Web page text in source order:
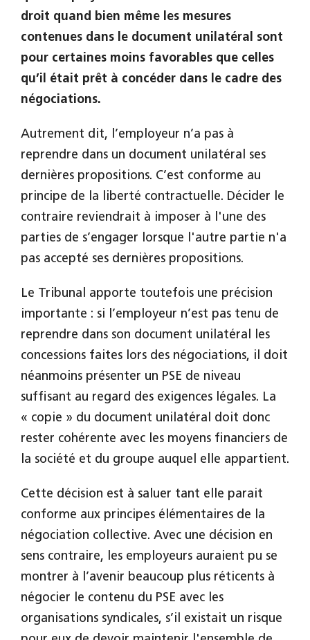
droit quand bien même les mesures
contenues dans le document unilatéral sont
pour certaines moins favorables que celles
qu’il était prêt à concéder dans le cadre des
négociations.
Autrement dit, l’employeur n’a pas à
reprendre dans un document unilatéral ses
dernières propositions. C’est conforme au
principe de la liberté contractuelle. Décider le
contraire reviendrait à imposer à l'une des
parties de s’engager lorsque l'autre partie n'a
pas accepté ses dernières propositions.
Le Tribunal apporte toutefois une précision
importante : si l’employeur n’est pas tenu de
reprendre dans son document unilatéral les
concessions faites lors des négociations, il doit
néanmoins présenter un PSE de niveau
suffisant au regard des exigences légales. La
« copie » du document unilatéral doit donc
rester cohérente avec les moyens financiers de
la société et du groupe auquel elle appartient.
Cette décision est à saluer tant elle parait
conforme aux principes élémentaires de la
négociation collective. Avec une décision en
sens contraire, les employeurs auraient pu se
montrer à l’avenir beaucoup plus réticents à
négocier le contenu du PSE avec les
organisations syndicales, s’il existait un risque